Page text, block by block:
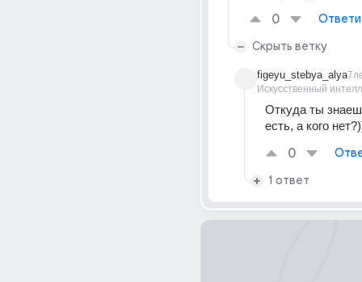
0
Скрыть ветку
figeyu_stebya_alya
Искусственный
Откуда ты
есть, а кого
0
1 ответ